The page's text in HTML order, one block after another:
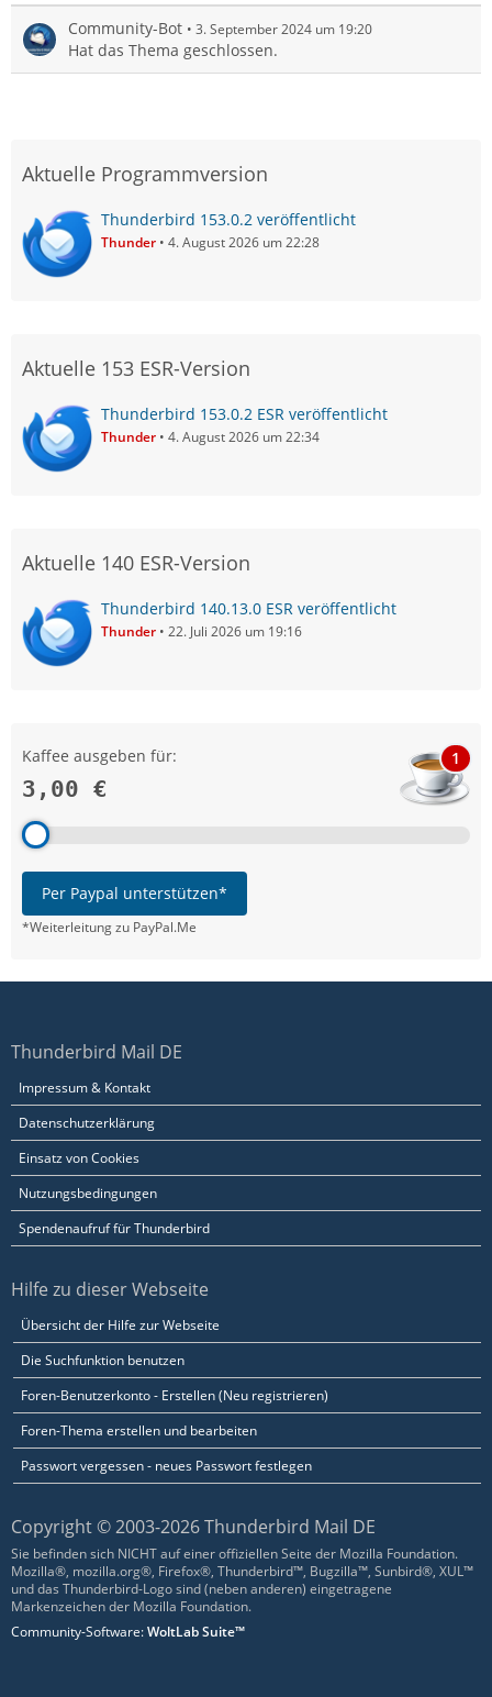
Community-Bot 3. September 2024 um 19:20
Hat das Thema geschlossen.
Aktuelle Programmversion
Thunderbird 153.0.2 veröffentlicht
Thunder 4. August 2026 um 22:28
Aktuelle 153 ESR-Version
Thunderbird 153.0.2 ESR veröffentlicht
Thunder 4. August 2026 um 22:34
Aktuelle 140 ESR-Version
Thunderbird 140.13.0 ESR veröffentlicht
Thunder 22. Juli 2026 um 19:16
Kaffee ausgeben für:
3,00 €
1
Per Paypal unterstützen*
*Weiterleitung zu PayPal.Me
Thunderbird Mail DE
Impressum & Kontakt
Datenschutzerklärung
Einsatz von Cookies
Nutzungsbedingungen
Spendenaufruf für Thunderbird
Hilfe zu dieser Webseite
Übersicht der Hilfe zur Webseite
Die Suchfunktion benutzen
Foren-Benutzerkonto - Erstellen (Neu registrieren)
Foren-Thema erstellen und bearbeiten
Passwort vergessen - neues Passwort festlegen
Copyright © 2003-2026 Thunderbird Mail DE
Sie befinden sich NICHT auf einer offiziellen Seite der Mozilla Foundation.
Mozilla®, mozilla.org®, Firefox®, Thunderbird™, Bugzilla™, Sunbird®, XUL™
und das Thunderbird-Logo sind (neben anderen) eingetragene
Markenzeichen der Mozilla Foundation.
Community-Software:WoltLab Suite™